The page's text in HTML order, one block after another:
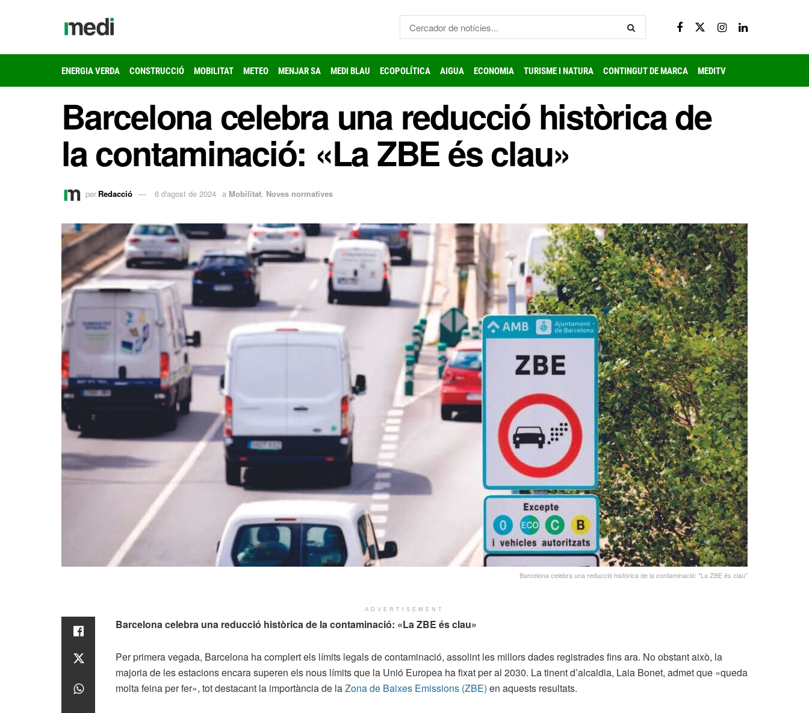
ENERGIA VERDA CONSTRUCCIÓ MOBILITAT METEO MENJAR SA MEDI BLAU ECOPOLÍTICA AIGUA ECONOMIA TURISME I NATURA CONTINGUT DE MARCA MEDITV
Barcelona celebra una reducció històrica de
la contaminació: «La ZBE és clau»
per Redacció 6 d'agost de 2024 a Mobilitat, Noves normatives
Barcelona celebra una reducció històrica de la contaminació: "La ZBE és clau"
ADVERTISEMENT
Barcelona celebra una reducció històrica de la contaminació: «La ZBE és clau»
Per primera vegada, Barcelona ha complert els límits legals de contaminació, assolint les millors dades registrades fins ara. No obstant això, la
majoria de les estacions encara superen els nous límits que la Unió Europea ha fixat per al 2030. La tinent d’alcaldia, Laia Bonet, admet que «queda
molta feina per fer», tot destacant la importància de laZona de Baixes Emissions (ZBE) en aquests resultats.